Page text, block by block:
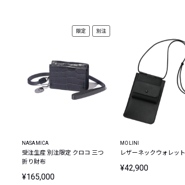
限定 別注
NASAMICA
受注生産 別注限定 クロコ 三つ
折り財布
¥165,000
MOLINI
レザーネックウォレット
¥42,900